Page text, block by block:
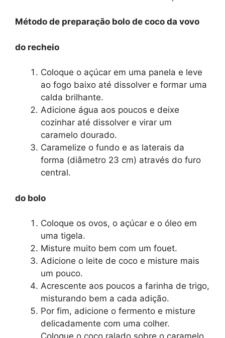
Método de preparação bolo de coco da vovo
do recheio
Coloque o açúcar em uma panela e leve
ao fogo baixo até dissolver e formar uma
calda brilhante.
Adicione água aos poucos e deixe
cozinhar até dissolver e virar um
caramelo dourado.
Caramelize o fundo e as laterais da
forma (diâmetro 23 cm) através do furo
central.
do bolo
Coloque os ovos, o açúcar e o óleo em
uma tigela.
Misture muito bem com um fouet.
Adicione o leite de coco e misture mais
um pouco.
Acrescente aos poucos a farinha de trigo,
misturando bem a cada adição.
Por fim, adicione o fermento e misture
delicadamente com uma colher.